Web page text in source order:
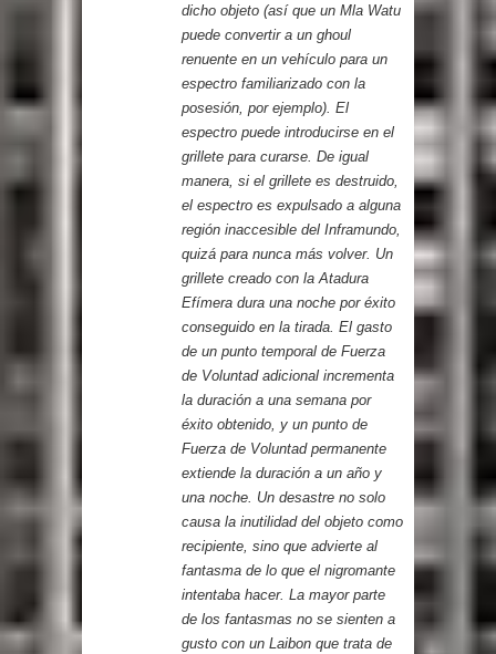
dicho objeto (así que un Mla Watu
puede convertir a un ghoul
renuente en un vehículo para un
espectro familiarizado con la
posesión, por ejemplo). El
espectro puede introducirse en el
grillete para curarse. De igual
manera, si el grillete es destruido,
el espectro es expulsado a alguna
región inaccesible del Inframundo,
quizá para nunca más volver. Un
grillete creado con la Atadura
Efímera dura una noche por éxito
conseguido en la tirada. El gasto
de un punto temporal de Fuerza
de Voluntad adicional incrementa
la duración a una semana por
éxito obtenido, y un punto de
Fuerza de Voluntad permanente
extiende la duración a un año y
una noche. Un desastre no solo
causa la inutilidad del objeto como
recipiente, sino que advierte al
fantasma de lo que el nigromante
intentaba hacer. La mayor parte
de los fantasmas no se sienten a
gusto con un Laibon que trata de